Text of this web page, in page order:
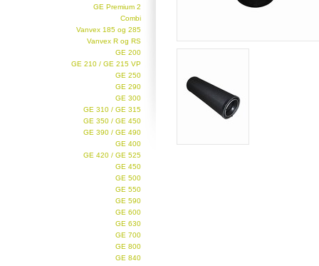
GE Premium 2
Combi
Vanvex 185 og 285
Vanvex R og RS
GE 200
GE 210 / GE 215 VP
GE 250
GE 290
GE 300
GE 310 / GE 315
GE 350 / GE 450
GE 390 / GE 490
GE 400
GE 420 / GE 525
GE 450
GE 500
GE 550
GE 590
GE 600
GE 630
GE 700
GE 800
GE 840